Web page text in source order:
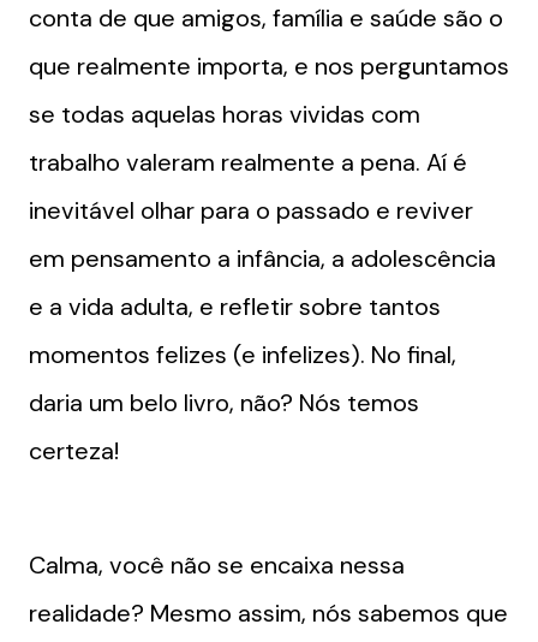
conta de que amigos, família e saúde são o
que realmente importa, e nos perguntamos
se todas aquelas horas vividas com
trabalho valeram realmente a pena. Aí é
inevitável olhar para o passado e reviver
em pensamento a infância, a adolescência
e a vida adulta, e refletir sobre tantos
momentos felizes (e infelizes). No final,
daria um belo livro, não? Nós temos
certeza!
Calma, você não se encaixa nessa
realidade? Mesmo assim, nós sabemos que